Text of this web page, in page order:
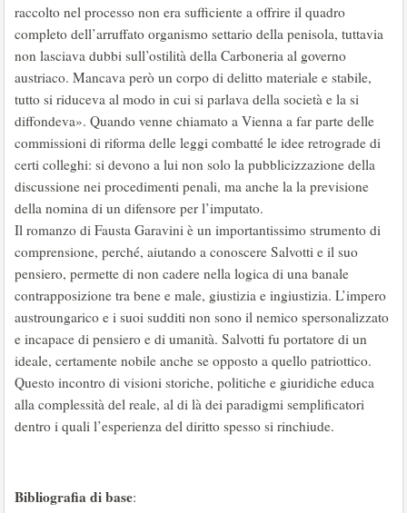
raccolto nel processo non era sufficiente a offrire il quadro
completo dell’arruffato organismo settario della penisola, tuttavia
non lasciava dubbi sull’ostilità della Carboneria al governo
austriaco. Mancava però un corpo di delitto materiale e stabile,
tutto si riduceva al modo in cui si parlava della società e la si
diffondeva». Quando venne chiamato a Vienna a far parte delle
commissioni di riforma delle leggi combatté le idee retrograde di
certi colleghi: si devono a lui non solo la pubblicizzazione della
discussione nei procedimenti penali, ma anche la la previsione
della nomina di un difensore per l’imputato.
Il romanzo di Fausta Garavini è un importantissimo strumento di
comprensione, perché, aiutando a conoscere Salvotti e il suo
pensiero, permette di non cadere nella logica di una banale
contrapposizione tra bene e male, giustizia e ingiustizia. L’impero
austroungarico e i suoi sudditi non sono il nemico spersonalizzato
e incapace di pensiero e di umanità. Salvotti fu portatore di un
ideale, certamente nobile anche se opposto a quello patriottico.
Questo incontro di visioni storiche, politiche e giuridiche educa
alla complessità del reale, al di là dei paradigmi semplificatori
dentro i quali l’esperienza del diritto spesso si rinchiude.
Bibliografia di base: